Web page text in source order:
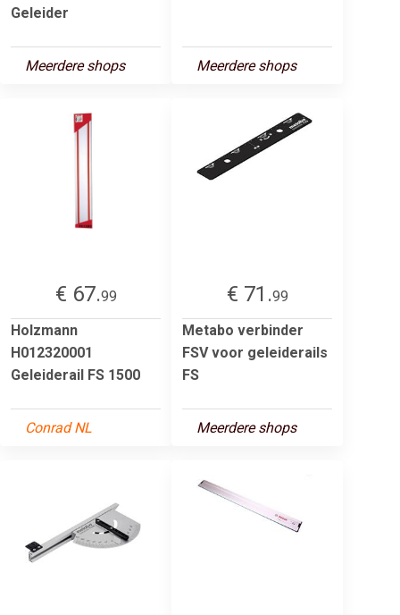
Geleider
Meerdere shops Meerdere shops
€ 67.99
Holzmann
H012320001
Geleiderail FS 1500
Conrad NL
€ 71.99
Metabo verbinder
FSV voor geleiderails
FS
Meerdere shops